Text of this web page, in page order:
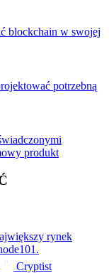
blockchain w swojej
potrzebną
produkt
rynek
Cryptist